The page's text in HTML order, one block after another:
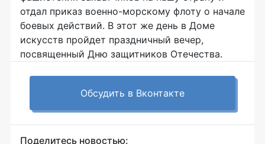
отдал приказ военно-морскому флоту о начале
боевых действий. В этот же день в Доме
искусств пройдет праздничный вечер,
посвященный Дню защитников Отечества.
Обсудить в Вконтакте
Поделитесь новостью: